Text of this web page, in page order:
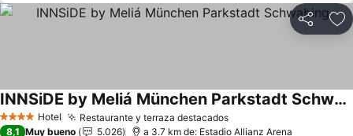
Compartir
4 EstrellasHotel Restaurante y terraza destacadosVer precios
INNSiDE by Meliá München Parkstadt Schwabing
Ver precios
8,1 Muy bueno 5.026 a 3.7 km de: Estadio Allianz Arena